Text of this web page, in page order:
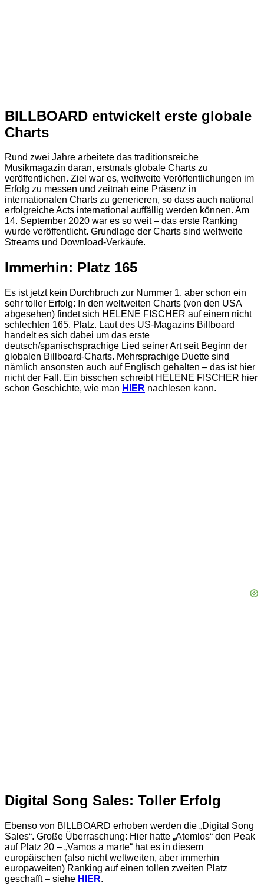
BILLBOARD entwickelt erste globale
Charts
Rund zwei Jahre arbeitete das traditionsreiche
Musikmagazin daran, erstmals globale Charts zu
veröffentlichen. Ziel war es, weltweite Veröffentlichungen im
Erfolg zu messen und zeitnah eine Präsenz in
internationalen Charts zu generieren, so dass auch national
erfolgreiche Acts international auffällig werden können. Am
14. September 2020 war es so weit – das erste Ranking
wurde veröffentlicht. Grundlage der Charts sind weltweite
Streams und Download-Verkäufe.
Immerhin: Platz 165
Es ist jetzt kein Durchbruch zur Nummer 1, aber schon ein
sehr toller Erfolg: In den weltweiten Charts (von den USA
abgesehen) findet sich HELENE FISCHER auf einem nicht
schlechten 165. Platz. Laut des US-Magazins Billboard
handelt es sich dabei um das erste
deutsch/spanischsprachige Lied seiner Art seit Beginn der
globalen Billboard-Charts. Mehrsprachige Duette sind
nämlich ansonsten auch auf Englisch gehalten – das ist hier
nicht der Fall. Ein bisschen schreibt HELENE FISCHER hier
schon Geschichte, wie man HIER nachlesen kann.
Digital Song Sales: Toller Erfolg
Ebenso von BILLBOARD erhoben werden die „Digital Song
Sales“. Große Überraschung: Hier hatte „Atemlos“ den Peak
auf Platz 20 – „Vamos a marte“ hat es in diesem
europäischen (also nicht weltweiten, aber immerhin
europaweiten) Ranking auf einen tollen zweiten Platz
geschafft – siehe HIER.